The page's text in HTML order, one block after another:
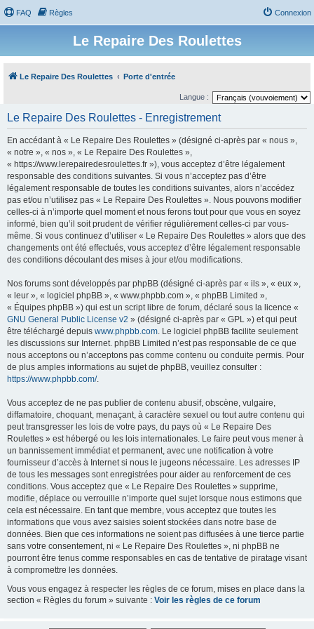
FAQ Règles Connexion
Le Repaire Des Roulettes
Le Repaire Des Roulettes Porte d'entrée
Langue :
Le Repaire Des Roulettes - Enregistrement
En accédant à « Le Repaire Des Roulettes » (désigné ci-après par « nous »,
« notre », « nos », « Le Repaire Des Roulettes »,
« https://www.lerepairedesroulettes.fr »), vous acceptez d’être légalement
responsable des conditions suivantes. Si vous n’acceptez pas d’être
légalement responsable de toutes les conditions suivantes, alors n’accédez
pas et/ou n’utilisez pas « Le Repaire Des Roulettes ». Nous pouvons modifier
celles-ci à n’importe quel moment et nous ferons tout pour que vous en soyez
informé, bien qu’il soit prudent de vérifier régulièrement celles-ci par vous-
même. Si vous continuez d’utiliser « Le Repaire Des Roulettes » alors que des
changements ont été effectués, vous acceptez d’être légalement responsable
des conditions découlant des mises à jour et/ou modifications.
Nos forums sont développés par phpBB (désigné ci-après par « ils », « eux »,
« leur », « logiciel phpBB », « www.phpbb.com », « phpBB Limited »,
« Équipes phpBB ») qui est un script libre de forum, déclaré sous la licence «
GNU General Public License v2 » (désigné ci-après par « GPL ») et qui peut
être téléchargé depuis www.phpbb.com. Le logiciel phpBB facilite seulement
les discussions sur Internet. phpBB Limited n’est pas responsable de ce que
nous acceptons ou n’acceptons pas comme contenu ou conduite permis. Pour
de plus amples informations au sujet de phpBB, veuillez consulter :
https://www.phpbb.com/.
Vous acceptez de ne pas publier de contenu abusif, obscène, vulgaire,
diffamatoire, choquant, menaçant, à caractère sexuel ou tout autre contenu qui
peut transgresser les lois de votre pays, du pays où « Le Repaire Des
Roulettes » est hébergé ou les lois internationales. Le faire peut vous mener à
un bannissement immédiat et permanent, avec une notification à votre
fournisseur d’accès à Internet si nous le jugeons nécessaire. Les adresses IP
de tous les messages sont enregistrées pour aider au renforcement de ces
conditions. Vous acceptez que « Le Repaire Des Roulettes » supprime,
modifie, déplace ou verrouille n’importe quel sujet lorsque nous estimons que
cela est nécessaire. En tant que membre, vous acceptez que toutes les
informations que vous avez saisies soient stockées dans notre base de
données. Bien que ces informations ne soient pas diffusées à une tierce partie
sans votre consentement, ni « Le Repaire Des Roulettes », ni phpBB ne
pourront être tenus comme responsables en cas de tentative de piratage visant
à compromettre les données.
Vous vous engagez à respecter les règles de ce forum, mises en place dans la
section « Règles du forum » suivante : Voir les règles de ce forum